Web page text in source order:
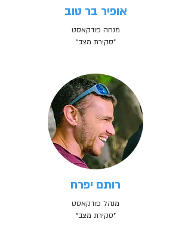
אופיר בר טוב
מנחה פודקאסט
״סקירת מצב״
רותם יפרח
מנהל פודקאסט
״סקירת מצב״